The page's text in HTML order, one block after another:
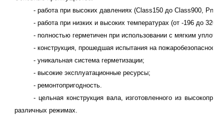
- работа при высоких давлениях (Class150 доClass900, Pn
- работа при низких и высоких температурах (от -196 до 320
- полностью герметичен при использовании с мягким
- конструкция, прошедшая испытания на пожаробезопасность
- уникальная система герметизации;
- высокие эксплуатационные ресурсы;
- ремонтопригодность.
- цельная конструкция вала, изготовленного из
различных режимах.